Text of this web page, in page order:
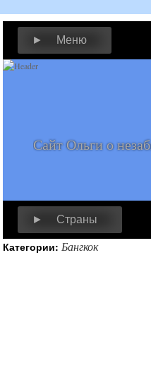
► Меню
Сайт Ольги о
► Страны
Категории: Бангкок